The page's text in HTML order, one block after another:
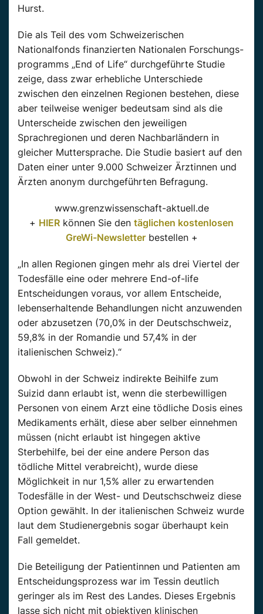
Hurst.
Die als Teil des vom Schweizerischen
Nationalfonds finanzierten Nationalen Forschungs-
programms „End of Life“ durchgeführte Studie
zeige, dass zwar erhebliche Unterschiede
zwischen den einzelnen Regionen bestehen, diese
aber teilweise weniger bedeutsam sind als die
Unterscheide zwischen den jeweiligen
Sprachregionen und deren Nachbarländern in
gleicher Muttersprache. Die Studie basiert auf den
Daten einer unter 9.000 Schweizer Ärztinnen und
Ärzten anonym durchgeführten Befragung.
www.grenzwissenschaft-aktuell.de
+ HIER können Sie den täglichen kostenlosen
GreWi-Newsletterbestellen +
„In allen Regionen gingen mehr als drei Viertel der
Todesfälle eine oder mehrere End-of-life
Entscheidungen voraus, vor allem Entscheide,
lebenserhaltende Behandlungen nicht anzuwenden
oder abzusetzen (70,0% in der Deutschschweiz,
59,8% in der Romandie und 57,4% in der
italienischen Schweiz).“
Obwohl in der Schweiz indirekte Beihilfe zum
Suizid dann erlaubt ist, wenn die sterbewilligen
Personen von einem Arzt eine tödliche Dosis eines
Medikaments erhält, diese aber selber einnehmen
müssen (nicht erlaubt ist hingegen aktive
Sterbehilfe, bei der eine andere Person das
tödliche Mittel verabreicht), wurde diese
Möglichkeit in nur 1,5% aller zu erwartenden
Todesfälle in der West- und Deutschschweiz diese
Option gewählt. In der italienischen Schweiz wurde
laut dem Studienergebnis sogar überhaupt kein
Fall gemeldet.
Die Beteiligung der Patientinnen und Patienten am
Entscheidungsprozess war im Tessin deutlich
geringer als im Rest des Landes. Dieses Ergebnis
lasse sich nicht mit objektiven klinischen